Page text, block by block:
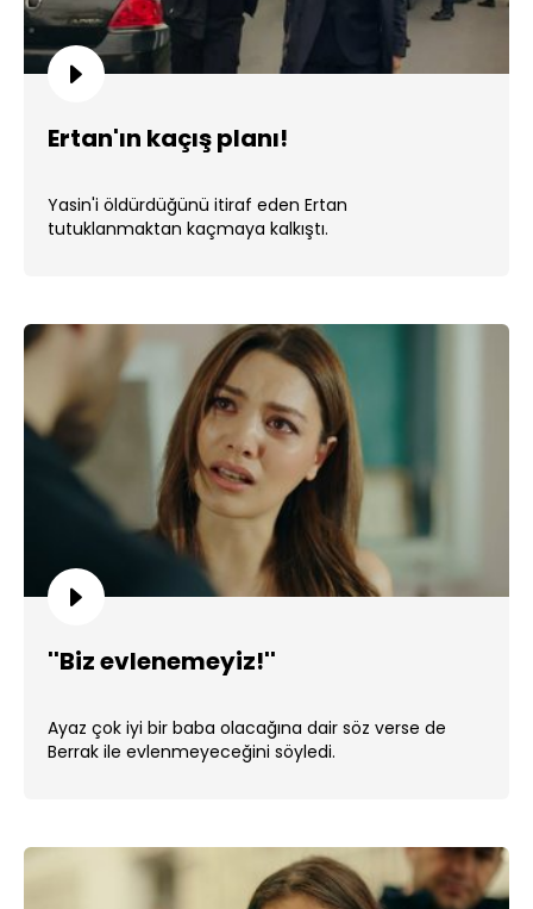
Ertan'ın kaçış planı!
Yasin'i öldürdüğünü itiraf eden Ertan
tutuklanmaktan kaçmaya kalkıştı.
''Biz evlenemeyiz!''
Ayaz çok iyi bir baba olacağına dair söz verse de
Berrak ile evlenmeyeceğini söyledi.